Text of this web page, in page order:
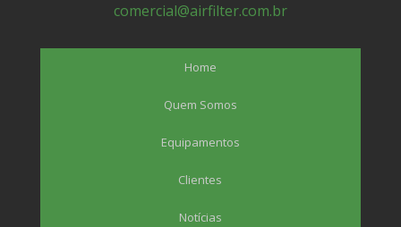
comercial@airfilter.com.br
Home
Quem Somos
Equipamentos
Clientes
Notícias